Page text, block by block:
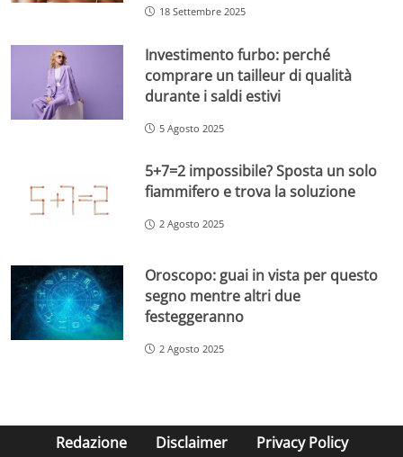
18 Settembre 2025
Investimento furbo: perché
comprare un tailleur di qualità
durante i saldi estivi
5 Agosto 2025
5+7=2 impossibile? Sposta un solo
fiammifero e trova la soluzione
2 Agosto 2025
Oroscopo: guai in vista per questo
segno mentre altri due
festeggeranno
2 Agosto 2025
Redazione Disclaimer Privacy Policy